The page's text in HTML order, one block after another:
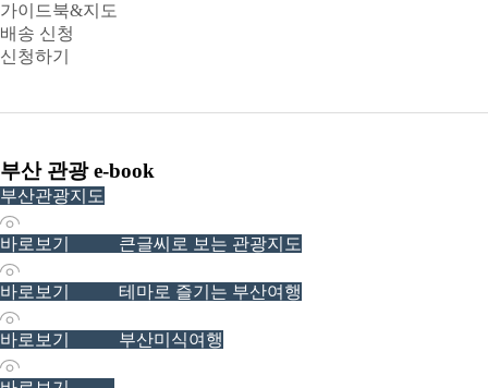
가이드북&지도
배송 신청
신청하기
부산 관광 e-book
부산관광지도
바로보기
큰글씨로 보는 관광지도
바로보기
테마로 즐기는 부산여행
바로보기
부산미식여행